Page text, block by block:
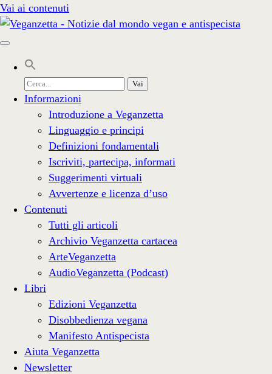
Vai ai contenuti
Cerca
per:
Informazioni
Introduzione a Veganzetta
Linguaggio e principi
Definizioni fondamentali
Iscriviti, partecipa, informati
Suggerimenti virtuali
Avvertenze e licenza d’uso
Contenuti
Tutti gli articoli
Archivio Veganzetta cartacea
ArteVeganzetta
AudioVeganzetta (Podcast)
Libri
Edizioni Veganzetta
Disobbedienza vegana
Manifesto Antispecista
Aiuta Veganzetta
Newsletter